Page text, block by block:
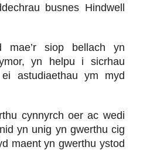
busnes Hindwell
mae’r siop bellach yn
yn helpu i sicrhau
astudiaethau ym myd
cynnyrch oer ac wedi
yn unig yn gwerthu cig
maent yn gwerthu ystod